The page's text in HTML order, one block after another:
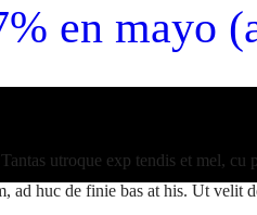
en mayo
utroque exp tendis et mel,
ad huc de finie bas at his. Ut velit